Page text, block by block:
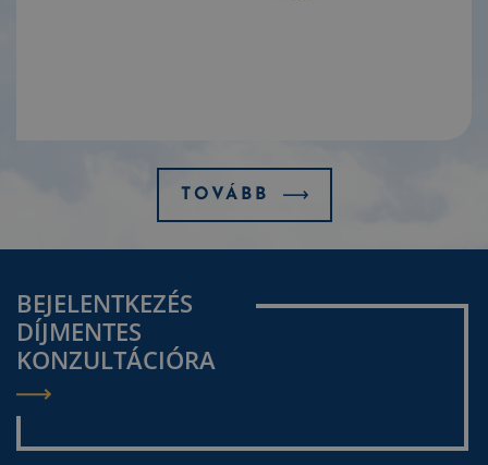
BEJELENTKEZÉS
DÍJMENTES
KONZULTÁCIÓRA
TOVÁBB